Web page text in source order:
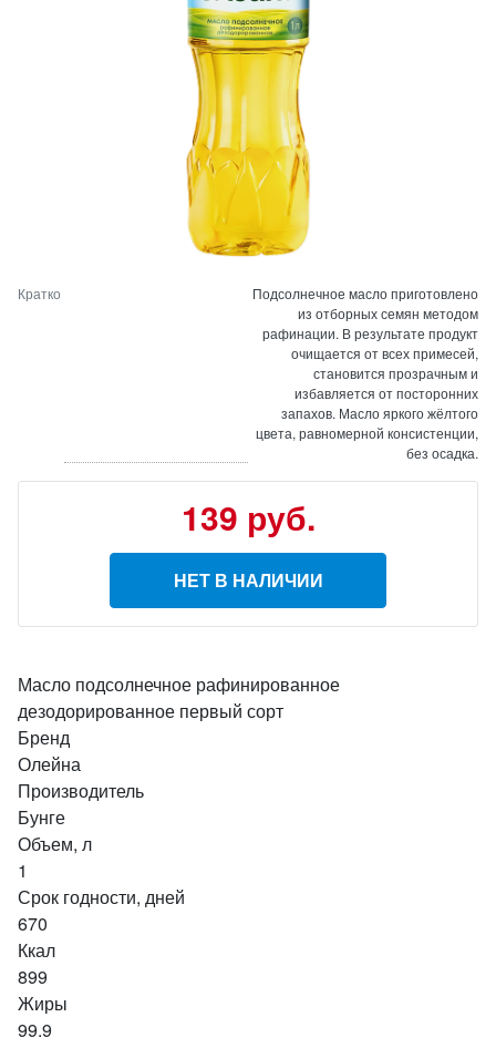
Кратко
Подсолнечное масло приготовлено
из отборных семян методом
рафинации. В результате продукт
очищается от всех примесей,
становится прозрачным и
избавляется от посторонних
запахов. Масло яркого жёлтого
цвета, равномерной консистенции,
без осадка.
139 руб.
НЕТ В НАЛИЧИИ
Масло подсолнечное рафинированное
дезодорированное первый сорт
Бренд
Олейна
Производитель
Бунге
Объем, л
1
Срок годности, дней
670
Ккал
899
Жиры
99.9